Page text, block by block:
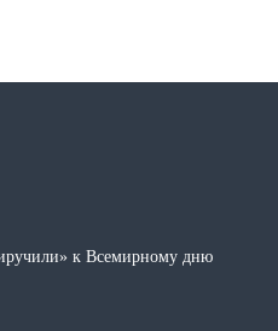
к Всемирному дню